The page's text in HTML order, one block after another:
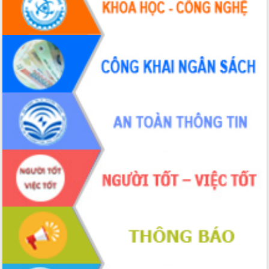
Hội thảo khoa học “Giải pháp thúc đẩy
phát triển nền kinh tế xanh tại tỉnh
Đắk Lắk”
Tăng cường giám sát, đôn đốc thực
hiện nhiệm vụ quản lý tài sản công
hàng tuần
Tháo gỡ những vướng mắc, đẩy mạnh
công tác cải cách thủ tục hành chính
tại Trung tâm Phục vụ hành chính
công tỉnh
Đắk Lắk: Tôn vinh 46 giải pháp tại Hội
thi Sáng tạo Kỹ thuật 2024 - 2025
Đắk Lắk rà soát, điều chỉnh Đề án 190
về phát triển nuôi trồng thủy sản
Phó Chủ tịch UBND tỉnh Đắk Lắk
Trương Công Thái kiểm tra thực địa
Dự án cao tốc Khánh Hòa - Buôn Ma
Thuột
Định vị cà phê Việt Nam như một “di
sản sống” trong dòng chảy toàn cầu